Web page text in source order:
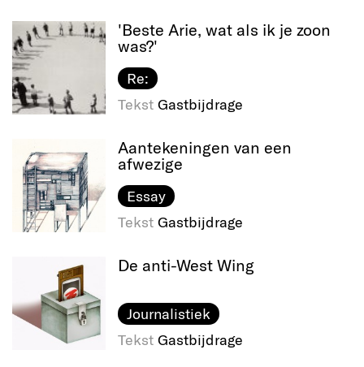
'Beste Arie, wat als ik je zoon
was?'
Re:
Tekst Gastbijdrage
Aantekeningen van een
afwezige
Essay
Tekst Gastbijdrage
De anti-West Wing
Journalistiek
Tekst Gastbijdrage